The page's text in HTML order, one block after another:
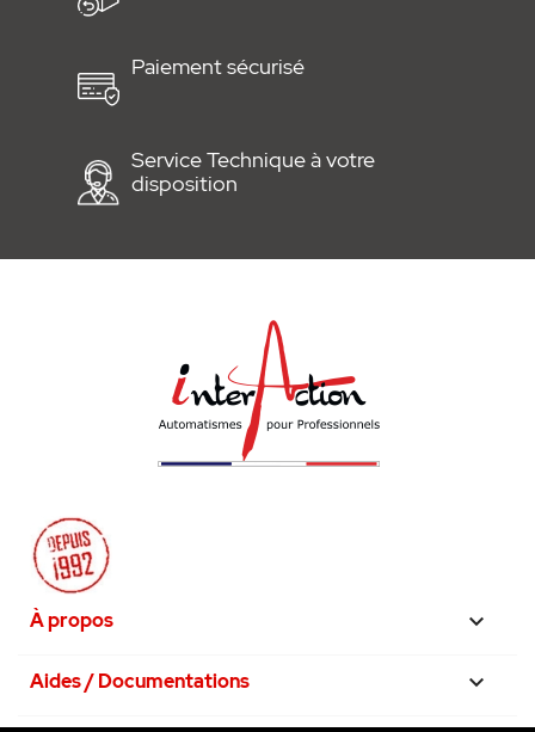
Paiement sécurisé
Service Technique à votre
disposition
À propos 
Aides / Documentations 